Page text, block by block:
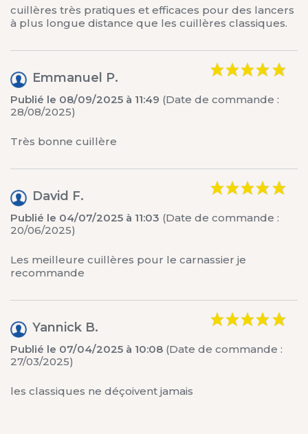
cuillères très pratiques et efficaces pour des lancers
à plus longue distance que les cuillères classiques.
Emmanuel P.
Publié le 08/09/2025 à 11:49 (Date de commande :
28/08/2025)
Très bonne cuillère
David F.
Publié le 04/07/2025 à 11:03 (Date de commande :
20/06/2025)
Les meilleure cuillères pour le carnassier je
recommande
Yannick B.
Publié le 07/04/2025 à 10:08 (Date de commande :
27/03/2025)
les classiques ne déçoivent jamais